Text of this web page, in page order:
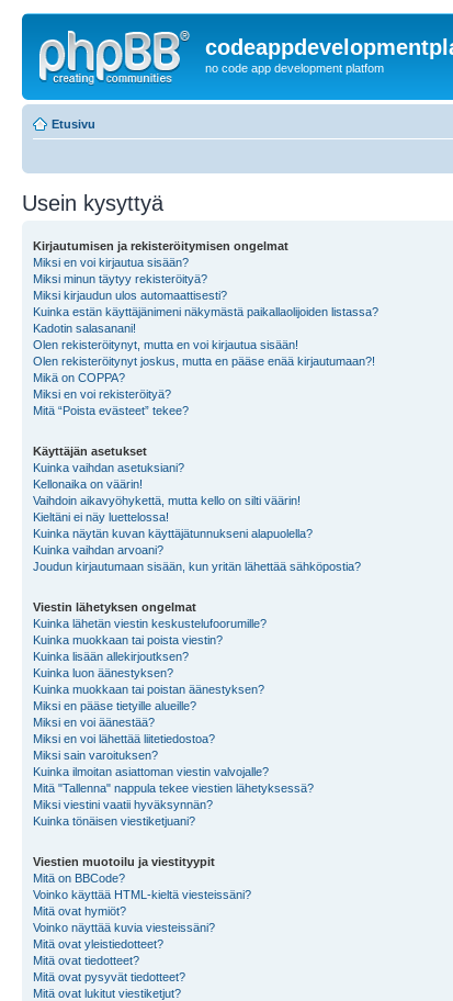
no code app development platfom
Etusivu
Usein kysyttyä
Kirjautumisen ja rekisteröitymisen ongelmat
Miksi en voi kirjautua sisään?
Miksi minun täytyy rekisteröityä?
Miksi kirjaudun ulos automaattisesti?
Kuinka estän käyttäjänimeni näkymästä paikallaolijoiden listassa?
Kadotin salasanani!
Olen rekisteröitynyt, mutta en voi kirjautua sisään!
Olen rekisteröitynyt joskus, mutta en pääse enää kirjautumaan?!
Mikä on COPPA?
Miksi en voi rekisteröityä?
Mitä “Poista evästeet” tekee?
Käyttäjän asetukset
Kuinka vaihdan asetuksiani?
Kellonaika on väärin!
Vaihdoin aikavyöhykettä, mutta kello on silti väärin!
Kieltäni ei näy luettelossa!
Kuinka näytän kuvan käyttäjätunnukseni alapuolella?
Kuinka vaihdan arvoani?
Joudun kirjautumaan sisään, kun yritän lähettää sähköpostia?
Viestin lähetyksen ongelmat
Kuinka lähetän viestin keskustelufoorumille?
Kuinka muokkaan tai poista viestin?
Kuinka lisään allekirjoutksen?
Kuinka luon äänestyksen?
Kuinka muokkaan tai poistan äänestyksen?
Miksi en pääse tietyille alueille?
Miksi en voi äänestää?
Miksi en voi lähettää liitetiedostoa?
Miksi sain varoituksen?
Kuinka ilmoitan asiattoman viestin valvojalle?
Mitä "Tallenna" nappula tekee viestien lähetyksessä?
Miksi viestini vaatii hyväksynnän?
Kuinka tönäisen viestiketjuani?
Viestien muotoilu ja viestityypit
Mitä on BBCode?
Voinko käyttää HTML-kieltä viesteissäni?
Mitä ovat hymiöt?
Voinko näyttää kuvia viesteissäni?
Mitä ovat yleistiedotteet?
Mitä ovat tiedotteet?
Mitä ovat pysyvät tiedotteet?
Mitä ovat lukitut viestiketjut?